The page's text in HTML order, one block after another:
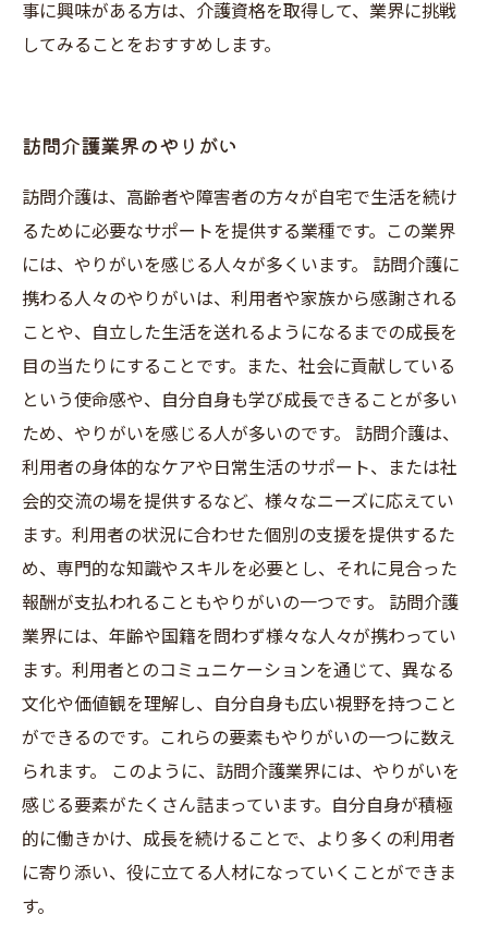
事に興味がある方は、介護資格を取得して、業界に挑戦
してみることをおすすめします。
訪問介護業界のやりがい
訪問介護は、高齢者や障害者の方々が自宅で生活を続け
るために必要なサポートを提供する業種です。この業界
には、やりがいを感じる人々が多くいます。 訪問介護に
携わる人々のやりがいは、利用者や家族から感謝される
ことや、自立した生活を送れるようになるまでの成長を
目の当たりにすることです。また、社会に貢献している
という使命感や、自分自身も学び成長できることが多い
ため、やりがいを感じる人が多いのです。 訪問介護は、
利用者の身体的なケアや日常生活のサポート、または社
会的交流の場を提供するなど、様々なニーズに応えてい
ます。利用者の状況に合わせた個別の支援を提供するた
め、専門的な知識やスキルを必要とし、それに見合った
報酬が支払われることもやりがいの一つです。 訪問介護
業界には、年齢や国籍を問わず様々な人々が携わってい
ます。利用者とのコミュニケーションを通じて、異なる
文化や価値観を理解し、自分自身も広い視野を持つこと
ができるのです。これらの要素もやりがいの一つに数え
られます。 このように、訪問介護業界には、やりがいを
感じる要素がたくさん詰まっています。自分自身が積極
的に働きかけ、成長を続けることで、より多くの利用者
に寄り添い、役に立てる人材になっていくことができま
す。